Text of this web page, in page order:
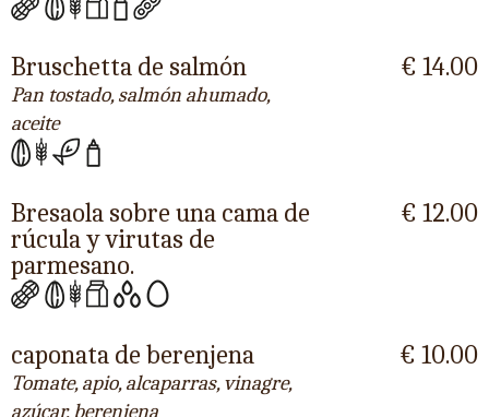
Bruschetta de salmón
Pan tostado, salmón ahumado,
aceite
€ 14.00
Bresaola sobre una cama de
rúcula y virutas de
parmesano.
€ 12.00
caponata de berenjena
Tomate, apio, alcaparras, vinagre,
azúcar, berenjena
€ 10.00